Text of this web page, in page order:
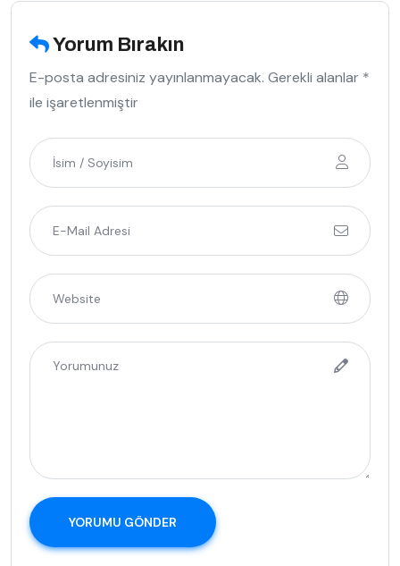
Yorum Bırakın
E-posta adresiniz yayınlanmayacak. Gerekli alanlar *
ile işaretlenmiştir
YORUMU GÖNDER